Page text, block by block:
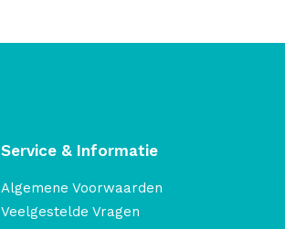
Service & Informatie
Algemene Voorwaarden
Veelgestelde Vragen